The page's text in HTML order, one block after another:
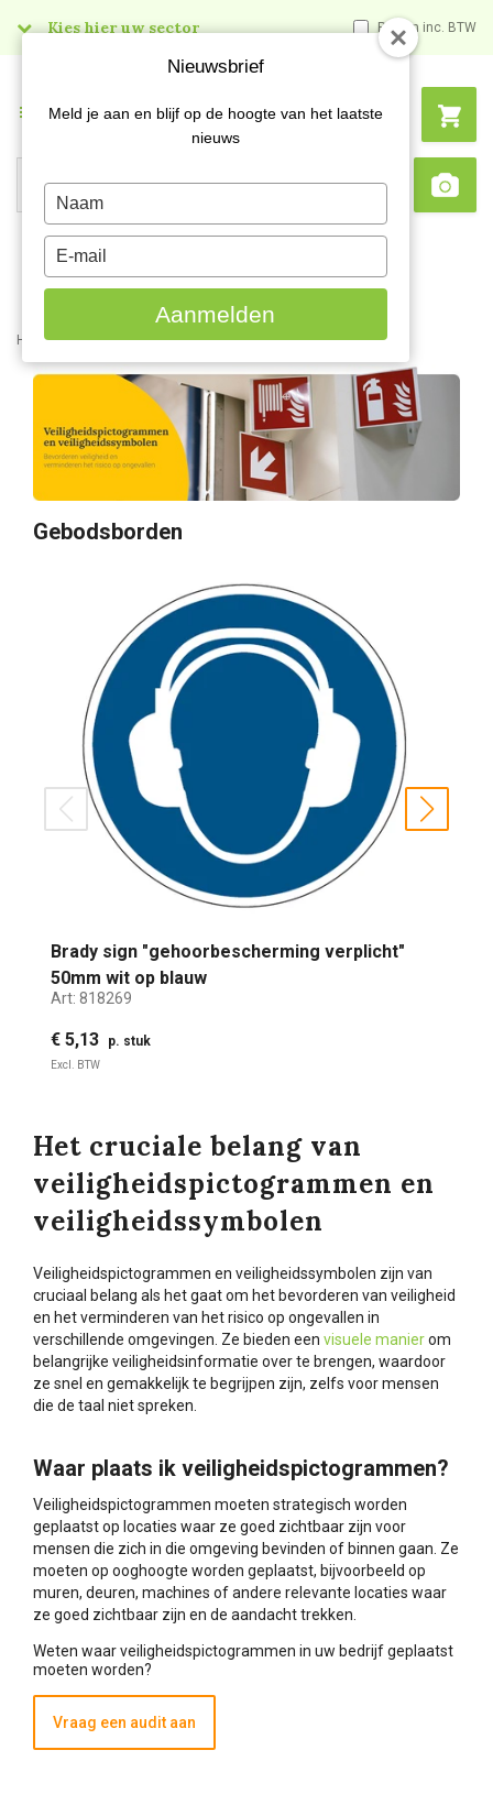
Kies hier uw sector Prijzen inc. BTW
Search
Menu
Home Content Veiligheidspictogrammen
Gebodsborden
Brady sign "gehoorbescherming verplicht"
50mm wit op blauw
Art: 818269
€ 5,13 p. stuk
Excl. BTW
prev next
Het cruciale belang van
veiligheidspictogrammen en
veiligheidssymbolen
Veiligheidspictogrammen en veiligheidssymbolen zijn van
cruciaal belang als het gaat om het bevorderen van veiligheid
en het verminderen van het risico op ongevallen in
verschillende omgevingen. Ze bieden een visuele manierom
belangrijke veiligheidsinformatie over te brengen, waardoor
ze snel en gemakkelijk te begrijpen zijn, zelfs voor mensen
die de taal niet spreken.
Waar plaats ik veiligheidspictogrammen?
Veiligheidspictogrammen moeten strategisch worden
geplaatst op locaties waar ze goed zichtbaar zijn voor
mensen die zich in die omgeving bevinden of binnen gaan. Ze
moeten op ooghoogte worden geplaatst, bijvoorbeeld op
muren, deuren, machines of andere relevante locaties waar
ze goed zichtbaar zijn en de aandacht trekken.
Weten waar veiligheidspictogrammen in uw bedrijf geplaatst
moeten worden?
Vraag een audit aan
Nieuwsbrief
Meld je aan en blijf op de hoogte van het laatste
nieuws
Type
your
name
Type
your
email
Aanmelden